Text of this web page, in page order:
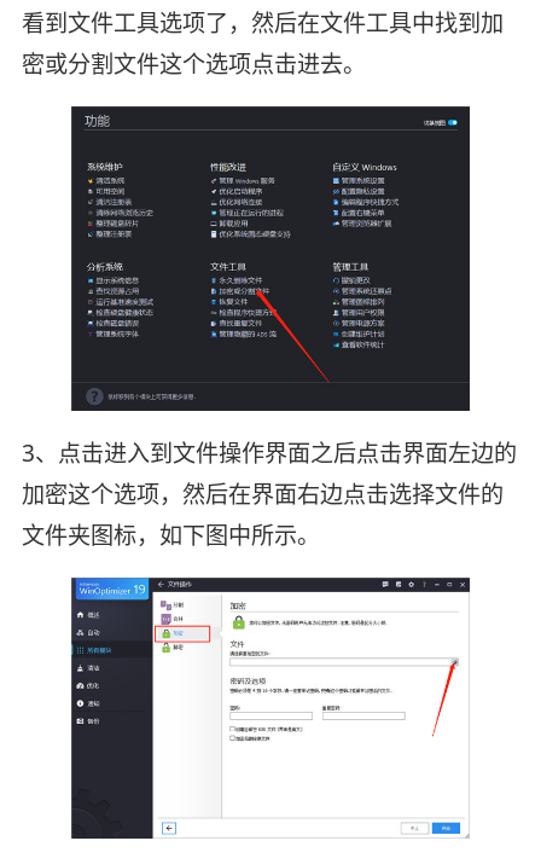
看到文件工具选项了，然后在文件工具中找到加
密或分割文件这个选项点击进去。
3、点击进入到文件操作界面之后点击界面左边的
加密这个选项，然后在界面右边点击选择文件的
文件夹图标，如下图中所示。